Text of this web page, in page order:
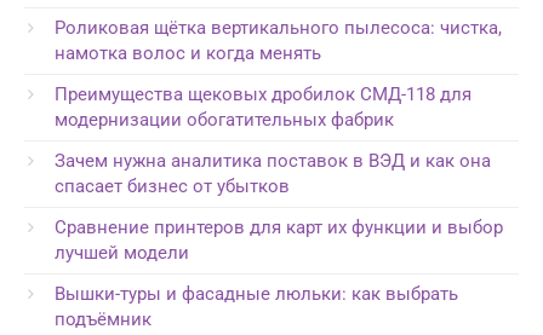
Роликовая щётка вертикального пылесоса: чистка,
намотка волос и когда менять
Преимущества щековых дробилок СМД-118 для
модернизации обогатительных фабрик
Зачем нужна аналитика поставок в ВЭД и как она
спасает бизнес от убытков
Сравнение принтеров для карт их функции и выбор
лучшей модели
Вышки-туры и фасадные люльки: как выбрать
подъёмник